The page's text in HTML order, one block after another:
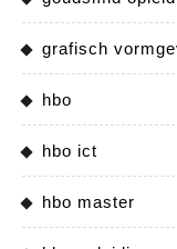
grafisch
hbo
hbo ict
hbo master